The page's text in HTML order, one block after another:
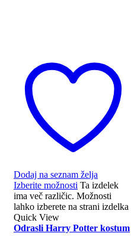
Dodaj na seznam želja
Izberite možnosti Ta izdelek
ima več različic. Možnosti
lahko izberete na strani izdelka
Quick View
Odrasli Harry Potter kostum